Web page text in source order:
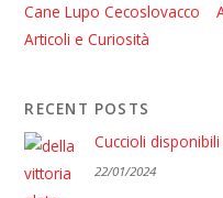
Cane Lupo Cecoslovacco
Articoli e Curiosità
RECENT POSTS
Cuccioli
22/01/2024